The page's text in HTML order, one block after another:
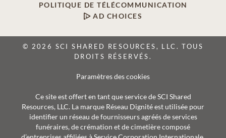
POLITIQUE DE TÉLÉCOMMUNICATION
AD CHOICES
© 2026 SCI SHARED RESOURCES, LLC. TOUS
DROITS RÉSERVÉS.
Paramètres des cookies
Ce site est offert en tant que service de SCI Shared
Resources, LLC. La marque Réseau Dignité est utilisée pour
identifier un réseau de fournisseurs agréés de services
funéraires, de crémation et de cimetière composé